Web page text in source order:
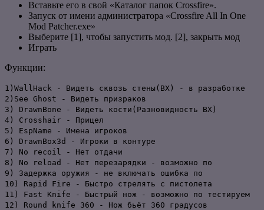
Вставьте его в свой «Каталог папок Crossfire».
Запуск от имени администратора «Crossfire All In One
Mod Patcher.exe»
Выберите [1], чтобы запустить мод. [2], закрыть мод
Играть
Функции:
1)WallHack - Видеть сквозь стены(ВХ) - в разработке
2)See Ghost - Видеть призраков
3) DrawnBone - Видеть кости(Разновидность ВХ)
4) Crosshair - Прицел
5) EspName - Имена игроков
6) DrawnBox3d - Игроки в контуре
7) No recoil - Нет отдачи
8) No reload - Нет перезарядки - возможно по
9) Задержка оружия - не включать ошибка по
10) Rapid Fire - Быстро стрелять с пистолета
11) Fast Knife - Быстрый нож - возможно по тестируем
12) Round knife 360 - Нож бьёт 360 градусов